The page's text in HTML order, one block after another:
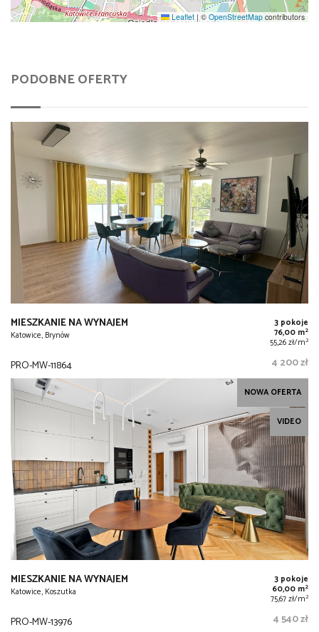
Leaflet | © OpenStreetMap contributors
PODOBNE OFERTY
MIESZKANIE NA WYNAJEM
Katowice, Brynów
3 pokoje
76,00 m2
55,26 zł/m2
PRO-MW-11864 4 200 zł
NOWA OFERTA
VIDEO
MIESZKANIE NA WYNAJEM
Katowice, Koszutka
3 pokoje
60,00 m2
75,67 zł/m2
PRO-MW-13976 4 540 zł